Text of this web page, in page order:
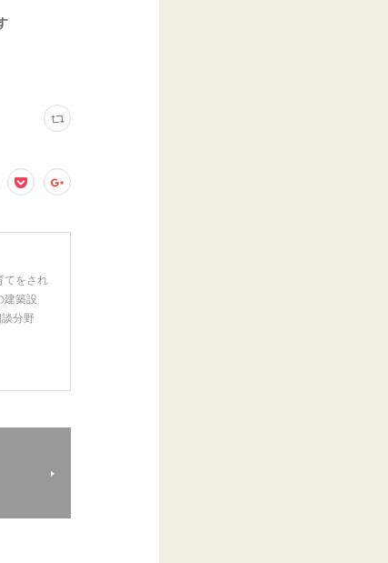
てをされ
建築設
分野